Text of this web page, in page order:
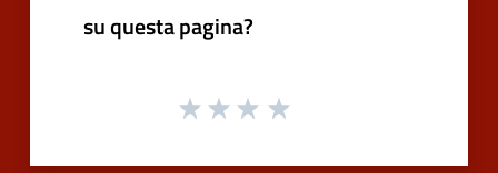
su questa pagina?